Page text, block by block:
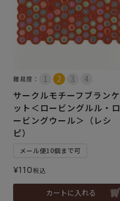
難易度：
サークルモチーフブランケ
ット＜ロービングルル・ロ
ービングウール＞（レシ
ピ）
メール便10個まで可
¥110税込
カートに入れる